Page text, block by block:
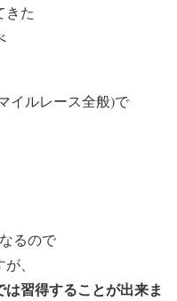
きた
イルレース全般)で
るので
、
習得することが出来ま